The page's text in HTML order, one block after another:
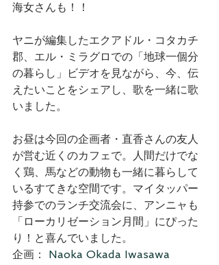
海女さんも！！
ヤニが編集したエクアドル・コタカチ
郡、エル・ミラグロでの「地球一個分
の暮らし」ビデオを見ながら、今、伝
えたいことをシェアし、歌を一緒に歌
いました。
お昼は今回の企画者・直香さんの友人
が営む近くのカフェで。人間だけでな
く鶏、馬などの動物も一緒に暮らして
いるすてきな空間です。マイタッパー
持参でのランチ交流会に、アンニャも
「ローカリゼーション月間」にぴった
り！と喜んでいました。
企画： Naoka Okada Iwasawa